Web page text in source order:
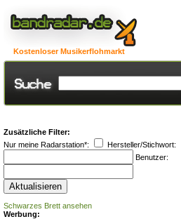
Kostenloser Musikerflohmarkt
Zusätzliche Filter:
Nur meine Radarstation*:
Hersteller/Stichwort:
Benutzer:
Schwarzes Brett ansehen
Werbung: